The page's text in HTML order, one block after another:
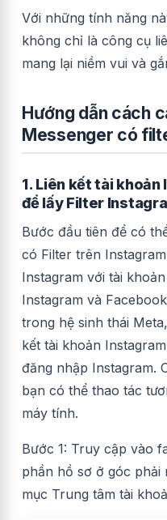
Với những tính năng
không chỉ là công cụ
mang lại niềm vui và
Hướng dẫn cách
Messenger có
1. Liên kết tài
để lấy Filter
Bước đầu tiên để có
có Filter trên
Instagram với tài
Instagram và
trong hệ sinh thái
kết tài khoản
đăng nhập Instagram.
bạn có thể thao tác
máy tính.
Bước 1: Truy cập vào
phần hồ sơ ở góc
mục Trung tâm tài